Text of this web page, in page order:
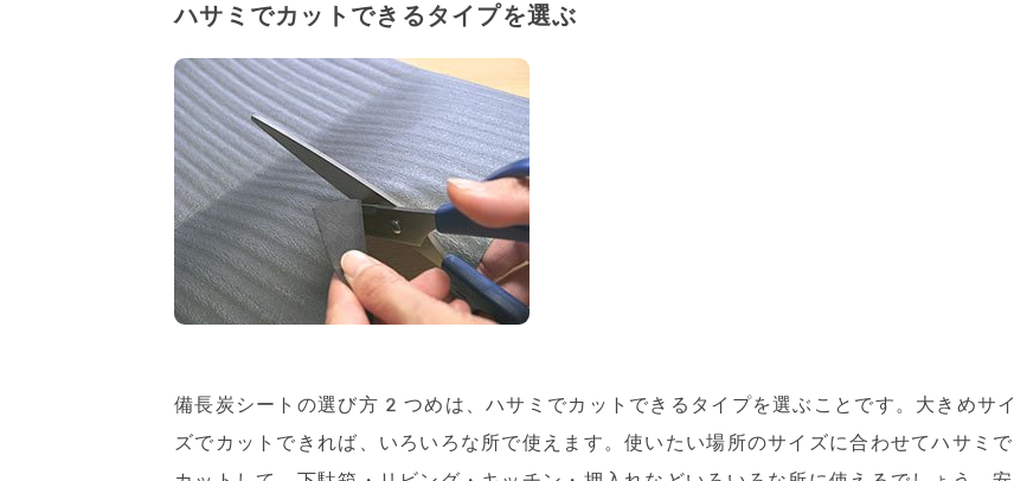
ハサミでカットできるタイプを選ぶ
備長炭シートの選び方2つめは、ハサミでカットできるタイプを選ぶことです。大きめサイ
ズでカットできれば、いろいろな所で使えます。使いたい場所のサイズに合わせてハサミで